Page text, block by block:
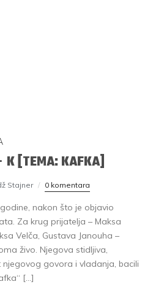
K [TEMA: KAFKA]
Stajner 0 komentara
nakon što je objavio
Za krug prijatelja – Maksa
Velča, Gustava Janouha –
živo. Njegova stidljiva,
govora i vladanja, bacili
[…]